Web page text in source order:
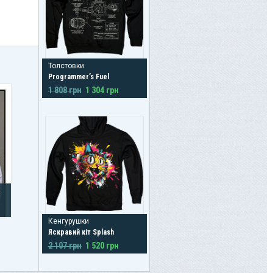
Толстовки
Programmer’s Fuel
1 808 грн 1 304 грн
Кенгурушки
Яскравий кіт Splash
2 107 грн 1 520 грн